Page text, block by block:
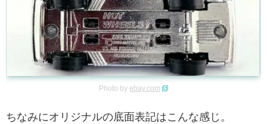
Photo by ebay.com
ちなみにオリジナルの底面表記はこんな感じ。